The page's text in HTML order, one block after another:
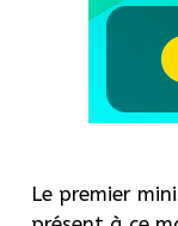
Le premier